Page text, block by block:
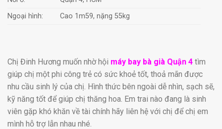
Ngoại hình:
Cao 1m59, nặng 55kg
Chị Đinh Hương muốn nhờ hội máy bay bà già Quận 4 tìm
giúp chị một phi công trẻ có sức khoẻ tốt, thoả mãn được
nhu cầu sinh lý của chị. Hình thức bên ngoài dễ nhìn, sạch sẽ,
kỹ năng tốt để giúp chị thăng hoa. Em trai nào đang là sinh
viên gặp khó khăn về tài chính hãy liên hệ với chị để chị em
mình hỗ trợ lẫn nhau nhé.